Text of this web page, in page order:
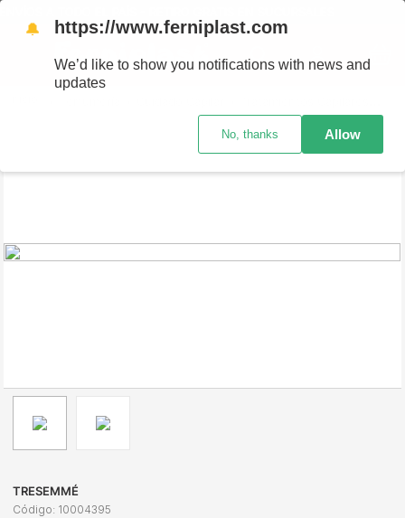
TRESEMMÉ
Código: 10004395
🔔 https://www.ferniplast.com
We’d like to show you notifications with news and
updates
No, thanks Allow